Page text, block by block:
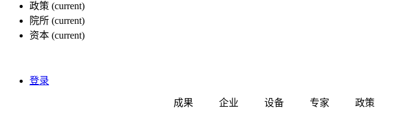
政策 (current)
院所 (current)
资本 (current)
登录
成果 企业 设备 专家 政策